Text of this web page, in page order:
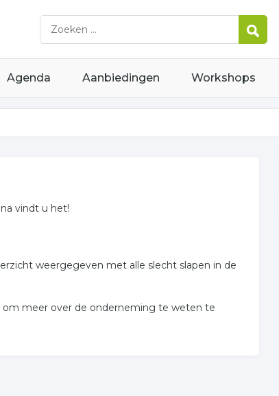
Agenda Aanbiedingen Workshops
vindt u het!
weergegeven met alle slecht slapen in de
meer over de onderneming te weten te